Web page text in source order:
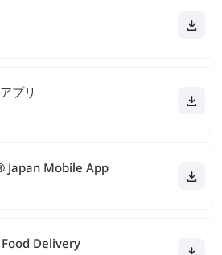
プリ
Japan Mobile App
Delivery